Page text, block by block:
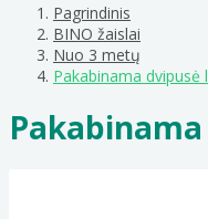
Pagrindinis
BINO žaislai
Nuo 3 metų
Pakabinama